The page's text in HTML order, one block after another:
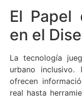
El Papel
en el
La tecnología
urbano inclusivo.
ofrecen
real hasta